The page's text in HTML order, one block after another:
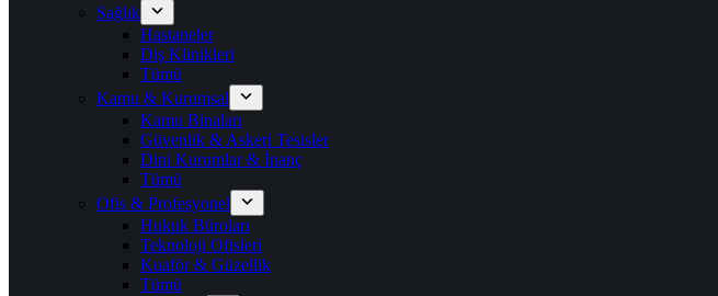
Sağlık
Hastaneler
Diş Klinikleri
Tümü
Kamu & Kurumsal
Kamu Binaları
Güvenlik & Askeri Tesisler
Dini Kurumlar & İnanç
Tümü
Ofis & Profesyonel
Hukuk Büroları
Teknoloji Ofisleri
Kuaför & Güzellik
Tümü